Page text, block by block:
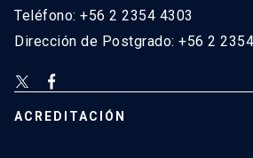
Teléfono: +56 2 2354 4303
Dirección de Postgrado: +56 2
ACREDITACIÓN